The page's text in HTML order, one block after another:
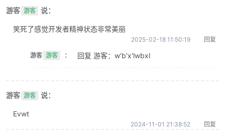
游客 游客 说：
笑死了感觉开发者精神状态非常美丽
2025-02-18 11:50:19 回复
游客 游客 ： 回复 游客：w'b'x'lwbxl
游客 游客 说：
Evwt
2024-11-01 21:38:52 回复